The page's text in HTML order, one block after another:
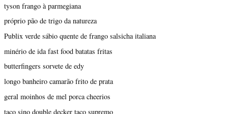
tyson frango à parmegiana
próprio pão de trigo da natureza
Publix verde sábio quente de frango salsicha italiana
minério de ida fast food batatas fritas
butterfingers sorvete de edy
longo banheiro camarão frito de prata
geral moinhos de mel porca cheerios
taco sino double decker taco supremo